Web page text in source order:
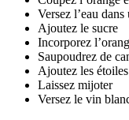
Versez l’eau dans
Ajoutez le sucre
Incorporez
Saupoudrez de
Ajoutez les étoiles
Laissez mijoter
Versez le vin